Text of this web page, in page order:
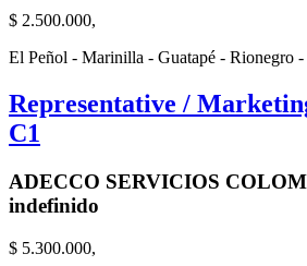
$ 2.500.000,
El Peñol - Marinilla - Guatapé - Rionegro
Representative /
C1
ADECCO SERVICIOS
indefinido
$ 5.300.000,